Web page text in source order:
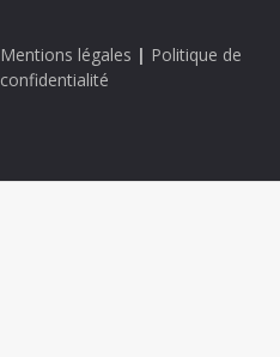
Mentions légales | Politique de
confidentialité